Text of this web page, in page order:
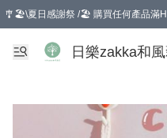
🎐🏖️\夏日感謝祭 /🏖️ 購買任何產品滿
選擇GoGoX住宅/工商地址配送，單
日樂zakka和